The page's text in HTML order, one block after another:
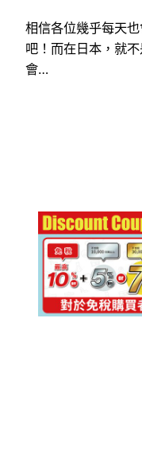
相信各位幾乎每天
吧！而在日本，就
會…